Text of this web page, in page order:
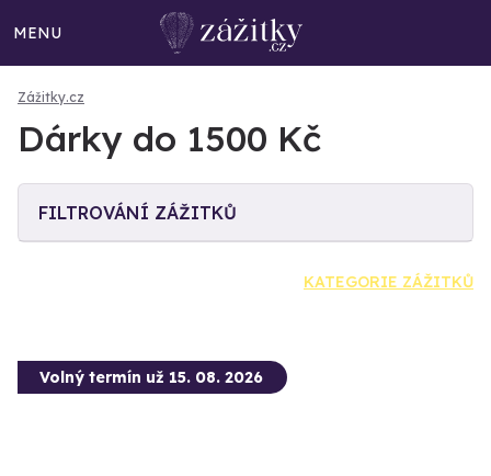
MENU
Zážitky.cz
Dárky do 1500 Kč
FILTROVÁNÍ ZÁŽITKŮ
KATEGORIE ZÁŽITKŮ
Volný termín už 15. 08. 2026